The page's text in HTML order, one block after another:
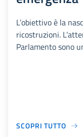
L’obiettivo è la
ricostruzioni.
Parlamento sono
SCOPRI TUTTO